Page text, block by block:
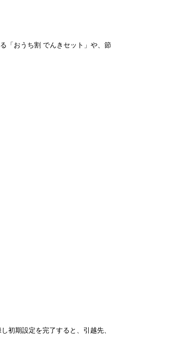
「おうち割 でんきセット」や、節
初期設定を完了すると、引越先、